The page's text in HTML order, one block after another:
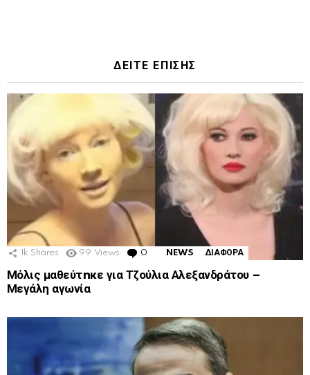
ΔΕΙΤΕ ΕΠΙΣΗΣ
1k Shares 99 Views 0 Comments
NEWS ΔΙΑΦΟΡΑ
Μόλις μαθεύτnκε για Τζούλια Αλεξανδράτου –
Μεγάλη αγωνία